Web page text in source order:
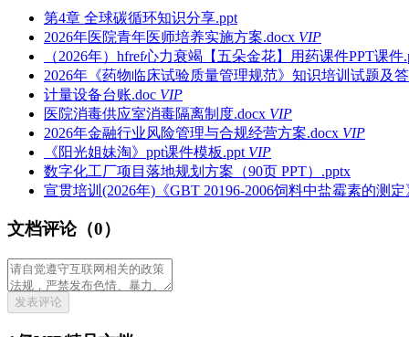
第4章 全球碳循环知识分享.ppt
2026年医院青年医师培养实施方案.docx VIP
（2026年）hfref心力衰竭【五朵金花】用药课件PPT课件
2026年《药物临床试验质量管理规范》知识培训试题及
计量设备台账.doc VIP
医院消毒供应室消毒隔离制度.docx VIP
2026年金融行业风险管理与合规经营方案.docx VIP
《阳光姐妹淘》ppt课件模板.ppt VIP
数字化工厂项目落地规划方案（90页 PPT）.pptx
宣贯培训(2026年)《GBT 20196-2006饲料中盐霉素的测定
文档评论（0）
发表评论